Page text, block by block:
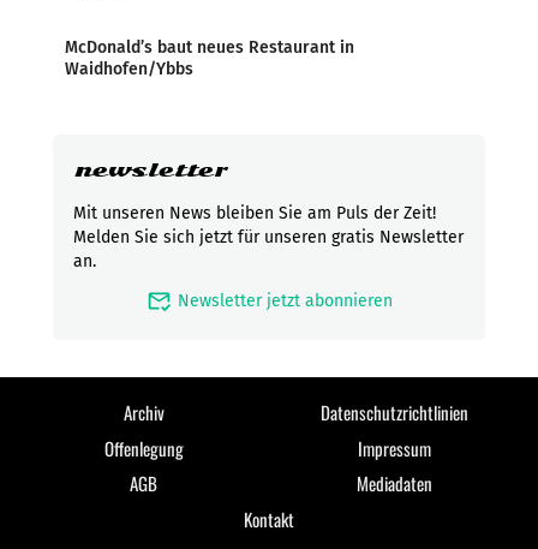
McDonald’s baut neues Restaurant in
Waidhofen/Ybbs
newsletter
Mit unseren News bleiben Sie am Puls der Zeit!
Melden Sie sich jetzt für unseren gratis Newsletter
an.
mark_email_read Newsletter jetzt abonnieren
Archiv
Datenschutzrichtlinien
Offenlegung
Impressum
AGB
Mediadaten
Kontakt